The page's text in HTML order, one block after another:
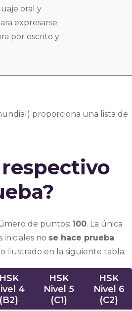
oral y
expresarse
por escrito y
proporciona una lista de
respectivo
de puntos: 100. La única
iniciales no se hace prueba
ilustrado en la siguiente tabla:
HSK
4
(B2)
HSK
Nivel 5
(C1)
HSK
Nivel 6
(C2)